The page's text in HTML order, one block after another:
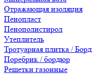
Отражающая изоляция
Пенопласт
Пенополистирол
Утеплитель
Тротуарная плитка /
Поребрик / бордюр
Решетки газонные